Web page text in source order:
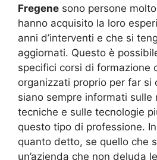
Fregene sono persone
hanno acquisito la loro
anni d’interventi e che si
aggiornati. Questo è
specifici corsi di formazione
organizzati proprio per far si
siano sempre informati sulle
tecniche e sulle tecnologie
questo tipo di professione.
quanto detto, se quello che
un’azienda che non deluda